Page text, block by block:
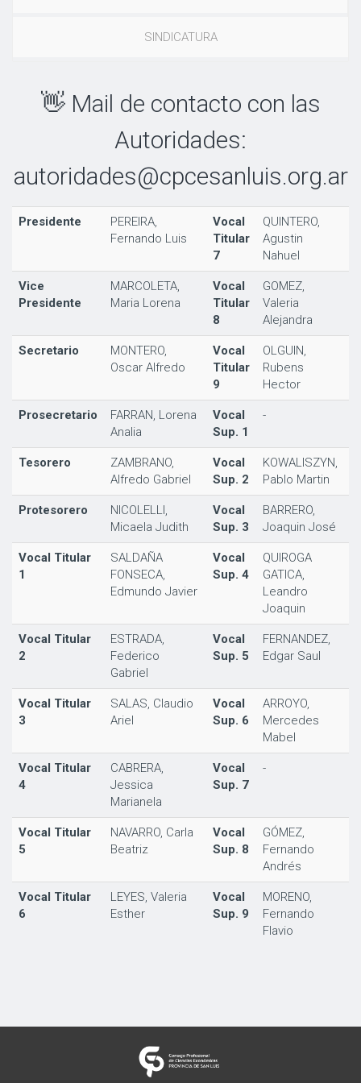
SINDICATURA
👋 Mail de contacto con las
Autoridades:
autoridades@cpcesanluis.org.ar
Presidente
PEREIRA,
Fernando Luis
Vocal
Titular
7
QUINTERO,
Agustin
Nahuel
Vice
Presidente
MARCOLETA,
Maria Lorena
Vocal
Titular
8
GOMEZ,
Valeria
Alejandra
Secretario
MONTERO,
Oscar Alfredo
Vocal
Titular
9
OLGUIN,
Rubens
Hector
Prosecretario
FARRAN, Lorena
Analia
Vocal
Sup. 1
-
Tesorero
ZAMBRANO,
Alfredo Gabriel
Vocal
Sup. 2
KOWALISZYN,
Pablo Martin
Protesorero
NICOLELLI,
Micaela Judith
Vocal
Sup. 3
BARRERO,
Joaquin José
Vocal Titular
1
SALDAÑA
FONSECA,
Edmundo Javier
Vocal
Sup. 4
QUIROGA
GATICA,
Leandro
Joaquin
Vocal Titular
2
ESTRADA,
Federico
Gabriel
Vocal
Sup. 5
FERNANDEZ,
Edgar Saul
Vocal Titular
3
SALAS, Claudio
Ariel
Vocal
Sup. 6
ARROYO,
Mercedes
Mabel
Vocal Titular
4
CABRERA,
Jessica
Marianela
Vocal
Sup. 7
-
Vocal Titular
5
NAVARRO, Carla
Beatriz
Vocal
Sup. 8
GÓMEZ,
Fernando
Andrés
Vocal Titular
6
LEYES, Valeria
Esther
Vocal
Sup. 9
MORENO,
Fernando
Flavio